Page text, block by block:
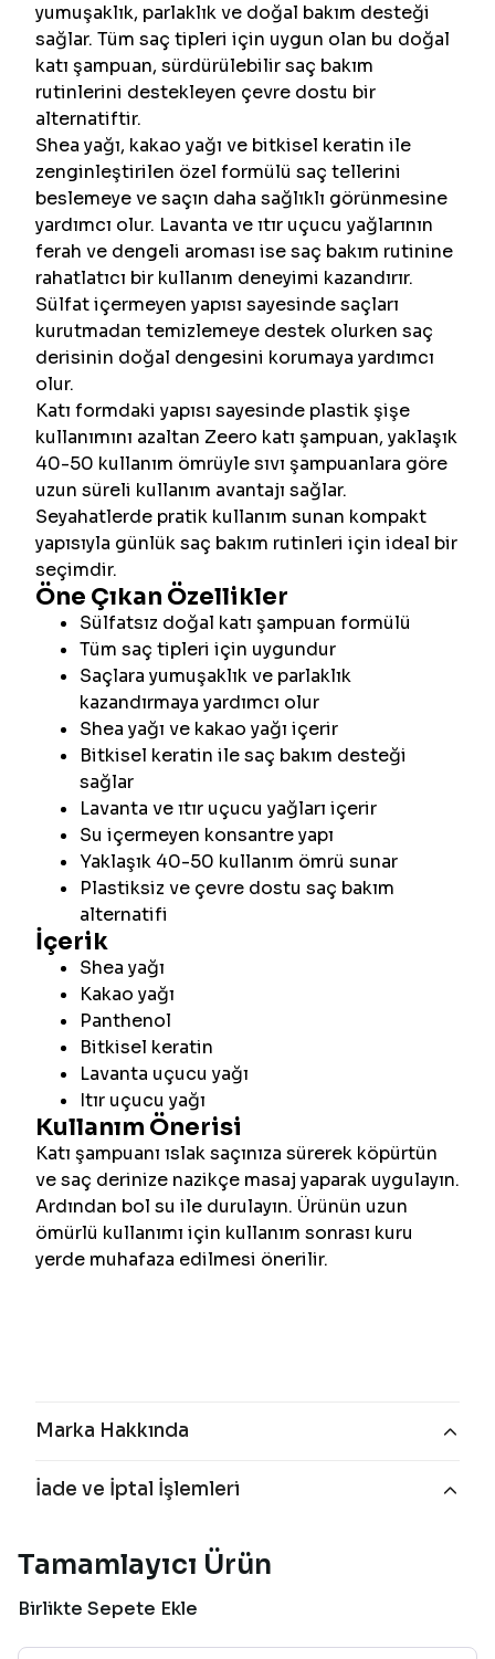
yumuşaklık, parlaklık ve doğal bakım desteği
sağlar. Tüm saç tipleri için uygun olan bu doğal
katı şampuan, sürdürülebilir saç bakım
rutinlerini destekleyen çevre dostu bir
alternatiftir.
Shea yağı, kakao yağı ve bitkisel keratin ile
zenginleştirilen özel formülü saç tellerini
beslemeye ve saçın daha sağlıklı görünmesine
yardımcı olur. Lavanta ve ıtır uçucu yağlarının
ferah ve dengeli aroması ise saç bakım rutinine
rahatlatıcı bir kullanım deneyimi kazandırır.
Sülfat içermeyen yapısı sayesinde saçları
kurutmadan temizlemeye destek olurken saç
derisinin doğal dengesini korumaya yardımcı
olur.
Katı formdaki yapısı sayesinde plastik şişe
kullanımını azaltan Zeero katı şampuan, yaklaşık
40-50 kullanım ömrüyle sıvı şampuanlara göre
uzun süreli kullanım avantajı sağlar.
Seyahatlerde pratik kullanım sunan kompakt
yapısıyla günlük saç bakım rutinleri için ideal bir
seçimdir.
Öne Çıkan Özellikler
Sülfatsız doğal katı şampuan formülü
Tüm saç tipleri için uygundur
Saçlara yumuşaklık ve parlaklık
kazandırmaya yardımcı olur
Shea yağı ve kakao yağı içerir
Bitkisel keratin ile saç bakım desteği
sağlar
Lavanta ve ıtır uçucu yağları içerir
Su içermeyen konsantre yapı
Yaklaşık 40-50 kullanım ömrü sunar
Plastiksiz ve çevre dostu saç bakım
alternatifi
İçerik
Shea yağı
Kakao yağı
Panthenol
Bitkisel keratin
Lavanta uçucu yağı
Itır uçucu yağı
Kullanım Önerisi
Katı şampuanı ıslak saçınıza sürerek köpürtün
ve saç derinize nazikçe masaj yaparak uygulayın.
Ardından bol su ile durulayın. Ürünün uzun
ömürlü kullanımı için kullanım sonrası kuru
yerde muhafaza edilmesi önerilir.
Marka Hakkında
İade ve İptal İşlemleri
Tamamlayıcı Ürün
Birlikte Sepete Ekle